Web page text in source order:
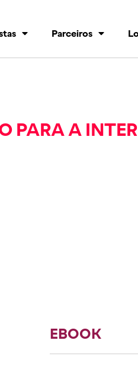
Parceiros
PARA A
EBOOK